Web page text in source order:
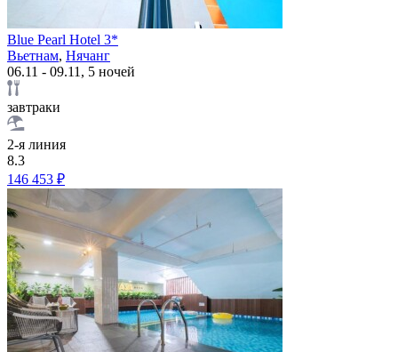
Blue Pearl Hotel 3*
Вьетнам, Нячанг
06.11 - 09.11, 5 ночей
завтраки
2-я линия
8.3
146 453 ₽